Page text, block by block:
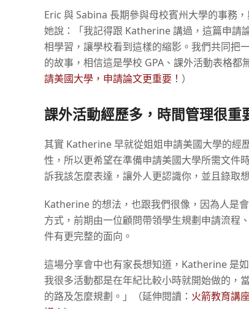
Eric 與 Sabina 長期參與母校賓州大學的事務
她說：「我記得跟 Katherine 講過，這篇申請
相學習，讓學校看到這樣的縮影。我們共同把
的故事，相信這是學校 GPA、課外活動表格都
請美國大學，申請論文更重要！ ）
課外活動經歷多，時間管理很重
其實 Katherine 早就從姐姐申請美國大學的經
性，所以更希望在準備申請美國大學所需文件
訴我該怎麼表達，讓外人更認識你，並且錄取想
Katherine 的想法，也跟我們很像，因為人是
方式，前期由一位顧問帶領學生規劃申請流程
件有更完整的面向。
這場分享會中也有家長想知道，Katherine 是
我很多活動都是在年紀比較小時就開始做的，
的路及怎麼規劃。」（延伸閱讀： 火箭教育講